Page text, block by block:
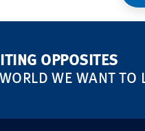
OPPOSITES
WE WANT TO